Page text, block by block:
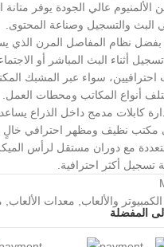
عالي الجودة يوفر متانة
البث والتسجيل وصناعة المحتوى.
نظام المفاصل المرن الذي
أثناء البث المباشر أو
احترافيين، سواء عبر المشبك
أنواع المكاتب ومحطات العمل.
كابلات مدمج داخل الذراع
مكتب نظيف ومظهر احترافي
متعددة مع دوران مستقل لرأس
تسجيل أكثر احترافية.
والألعاب, معدات الألعاب,
المفضلة